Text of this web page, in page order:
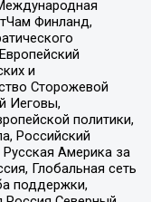
Финланд,
и
Сторожевой
Иеговы,
политики,
Российский
Америка за
Глобальная сеть
поддержки,